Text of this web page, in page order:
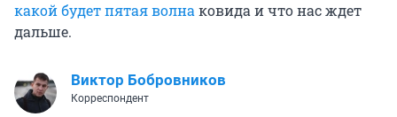
какой будет пятая волнаковида и что нас ждет
дальше.
Виктор Бобровников
Корреспондент